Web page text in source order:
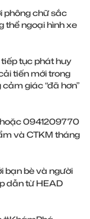
phông chữ sắc
thể ngoại hình xe
tục phát huy
tiến mới trong
giác “đã hơn”
0941209770
và CTKM tháng
bạn bè và người
dẫn từ HEAD